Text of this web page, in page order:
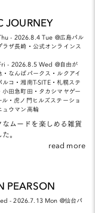
JOURNEY
- 2026.8.4 Tue @広島パル
ラザ長崎・公式オンラインス
- 2026.8.5 Wed @自由が
なんばパークス・ルクアイ
コ・湘南T-SITE・札幌ステ
小田急町田・タカシマヤゲー
ル・虎ノ門ヒルズステーショ
ュウマン高輪
ムードを楽しめる雑貨
。
read more
PEARSON
- 2026.7.13 Mon @仙台パ